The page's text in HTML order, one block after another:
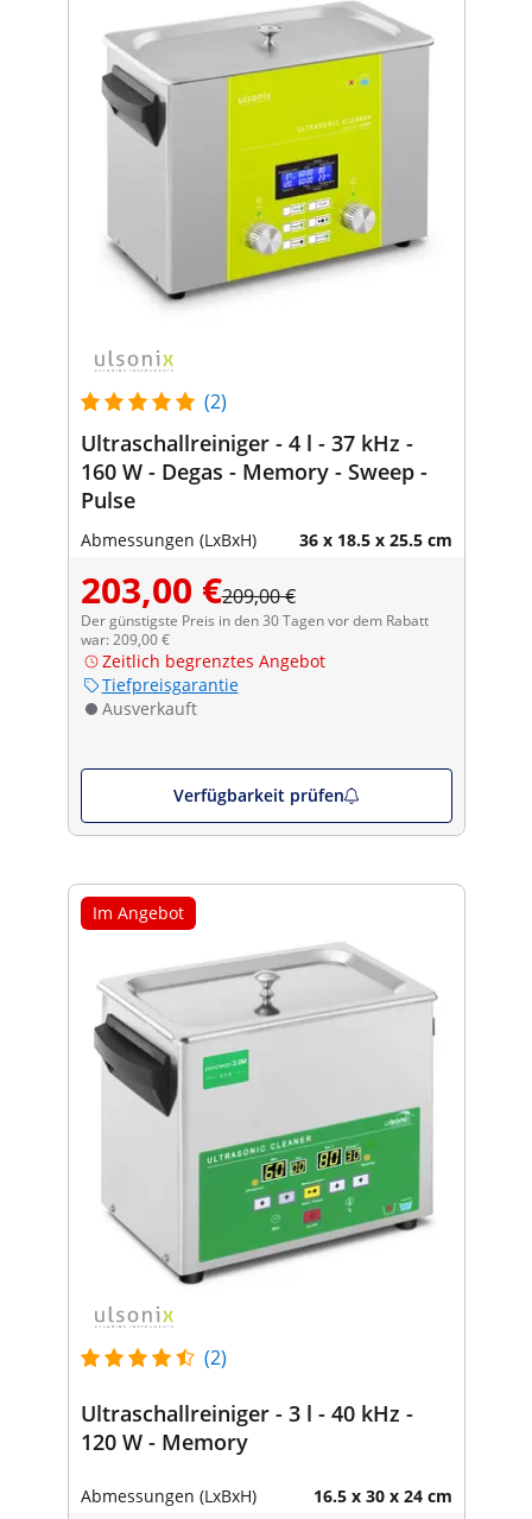
(2)
Ultraschallreiniger - 4 l - 37 kHz -
160 W - Degas - Memory - Sweep -
Pulse
Abmessungen (LxBxH) 36 x 18.5 x 25.5 cm
203,00 €209,00 €
Der günstigste Preis in den 30 Tagen vor dem Rabatt
war: 209,00 €
Zeitlich begrenztes Angebot
Tiefpreisgarantie
Ausverkauft
Verfügbarkeit prüfen
Im Angebot
(2)
Ultraschallreiniger - 3 l - 40 kHz -
120 W - Memory
Abmessungen (LxBxH) 16.5 x 30 x 24 cm